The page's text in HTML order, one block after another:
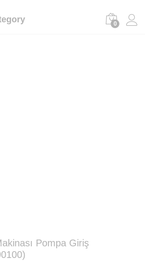
0
Pompa Giriş